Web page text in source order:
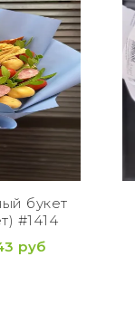
букет
#1414
руб